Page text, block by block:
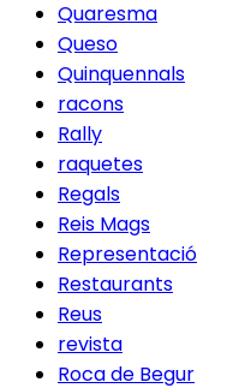
Quaresma
Queso
Quinquennals
racons
Rally
raquetes
Regals
Reis Mags
Representació
Restaurants
Reus
revista
Roca de Begur